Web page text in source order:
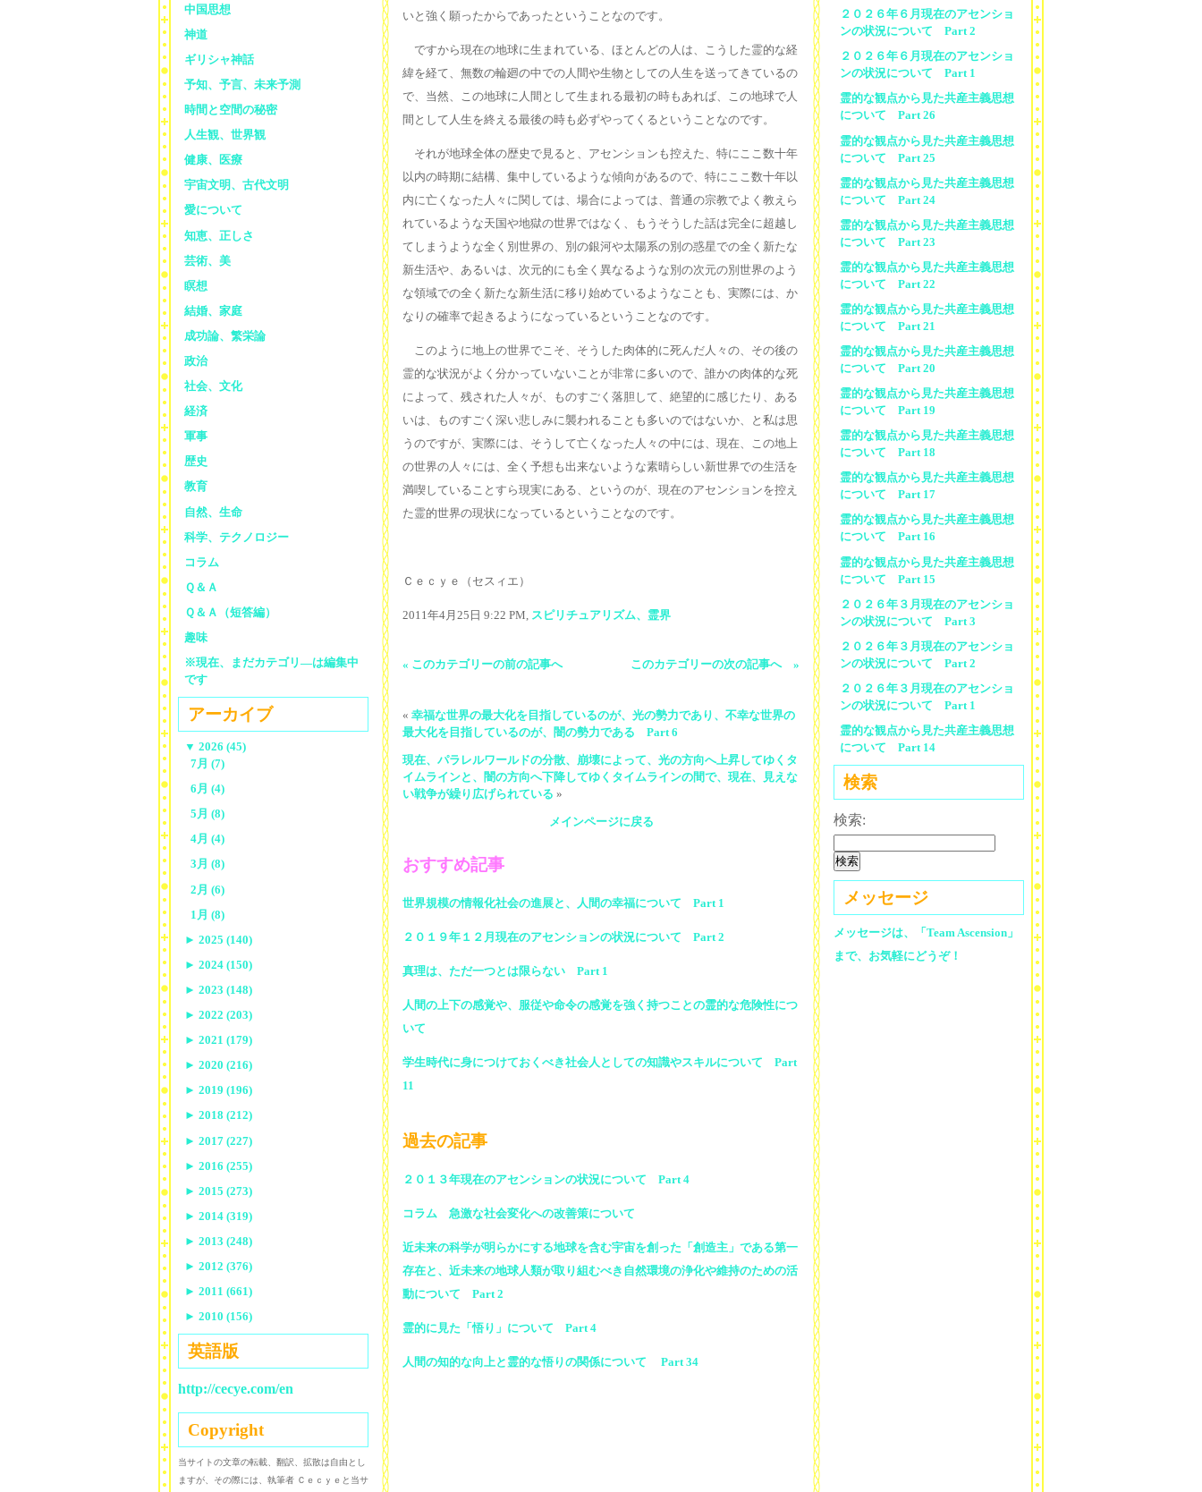
いと強く願ったからであったということなのです。
ですから現在の地球に生まれている、ほとんどの人は、こうした霊的な経
緯を経て、無数の輪廻の中での人間や生物としての人生を送ってきているの
で、当然、この地球に人間として生まれる最初の時もあれば、この地球で人
間として人生を終える最後の時も必ずやってくるということなのです。
それが地球全体の歴史で見ると、アセンションも控えた、特にここ数十年
以内の時期に結構、集中しているような傾向があるので、特にここ数十年以
内に亡くなった人々に関しては、場合によっては、普通の宗教でよく教えら
れているような天国や地獄の世界ではなく、もうそうした話は完全に超越し
てしまうような全く別世界の、別の銀河や太陽系の別の惑星での全く新たな
新生活や、あるいは、次元的にも全く異なるような別の次元の別世界のよう
な領域での全く新たな新生活に移り始めているようなことも、実際には、か
なりの確率で起きるようになっているということなのです。
このように地上の世界でこそ、そうした肉体的に死んだ人々の、その後の
霊的な状況がよく分かっていないことが非常に多いので、誰かの肉体的な死
によって、残された人々が、ものすごく落胆して、絶望的に感じたり、ある
いは、ものすごく深い悲しみに襲われることも多いのではないか、と私は思
うのですが、実際には、そうして亡くなった人々の中には、現在、この地上
の世界の人々には、全く予想も出来ないような素晴らしい新世界での生活を
満喫していることすら現実にある、というのが、現在のアセンションを控え
た霊的世界の現状になっているということなのです。
Ｃｅｃｙｅ（セスィエ）
2011年4月25日 9:22 PM, スピリチュアリズム、霊界
« このカテゴリーの前の記事へ このカテゴリーの次の記事へ »
« 幸福な世界の最大化を目指しているのが、光の勢力であり、不幸な世界の
最大化を目指しているのが、闇の勢力である Part 6
現在、パラレルワールドの分散、崩壊によって、光の方向へ上昇してゆくタ
イムラインと、闇の方向へ下降してゆくタイムラインの間で、現在、見えな
い戦争が繰り広げられている »
メインページに戻る
おすすめ記事
世界規模の情報化社会の進展と、人間の幸福について Part 1
２０１９年１２月現在のアセンションの状況について Part 2
真理は、ただ一つとは限らない Part 1
人間の上下の感覚や、服従や命令の感覚を強く持つことの霊的な危険性につ
いて
学生時代に身につけておくべき社会人としての知識やスキルについて Part
11
過去の記事
２０１３年現在のアセンションの状況について Part 4
コラム 急激な社会変化への改善策について
近未来の科学が明らかにする地球を含む宇宙を創った「創造主」である第一
存在と、近未来の地球人類が取り組むべき自然環境の浄化や維持のための活
動について Part 2
霊的に見た「悟り」について Part 4
人間の知的な向上と霊的な悟りの関係について Part 34
２０２６年６月現在のアセンショ
ンの状況について Part 2
２０２６年６月現在のアセンショ
ンの状況について Part 1
霊的な観点から見た共産主義思想
について Part 26
霊的な観点から見た共産主義思想
について Part 25
霊的な観点から見た共産主義思想
について Part 24
霊的な観点から見た共産主義思想
について Part 23
霊的な観点から見た共産主義思想
について Part 22
霊的な観点から見た共産主義思想
について Part 21
霊的な観点から見た共産主義思想
について Part 20
霊的な観点から見た共産主義思想
について Part 19
霊的な観点から見た共産主義思想
について Part 18
霊的な観点から見た共産主義思想
について Part 17
霊的な観点から見た共産主義思想
について Part 16
霊的な観点から見た共産主義思想
について Part 15
２０２６年３月現在のアセンショ
ンの状況について Part 3
２０２６年３月現在のアセンショ
ンの状況について Part 2
２０２６年３月現在のアセンショ
ンの状況について Part 1
霊的な観点から見た共産主義思想
について Part 14
検索
検索:
メッセージ
メッセージは、「Team Ascension」
まで、お気軽にどうぞ！
中国思想
神道
ギリシャ神話
予知、予言、未来予測
時間と空間の秘密
人生観、世界観
健康、医療
宇宙文明、古代文明
愛について
知恵、正しさ
芸術、美
瞑想
結婚、家庭
成功論、繁栄論
政治
社会、文化
経済
軍事
歴史
教育
自然、生命
科学、テクノロジー
コラム
Ｑ＆Ａ
Ｑ＆Ａ（短答編）
趣味
※現在、まだカテゴリ—は編集中
です
アーカイブ
▼ 2026 (45)
7月 (7)
6月 (4)
5月 (8)
4月 (4)
3月 (8)
2月 (6)
1月 (8)
► 2025 (140)
► 2024 (150)
► 2023 (148)
► 2022 (203)
► 2021 (179)
► 2020 (216)
► 2019 (196)
► 2018 (212)
► 2017 (227)
► 2016 (255)
► 2015 (273)
► 2014 (319)
► 2013 (248)
► 2012 (376)
► 2011 (661)
► 2010 (156)
英語版
http://cecye.com/en
Copyright
当サイトの文章の転載、翻訳、拡散は自由とし
ますが、その際には、執筆者 Ｃｅｃｙｅと当サ